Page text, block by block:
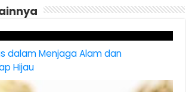
dalam Menjaga Alam dan
Hijau